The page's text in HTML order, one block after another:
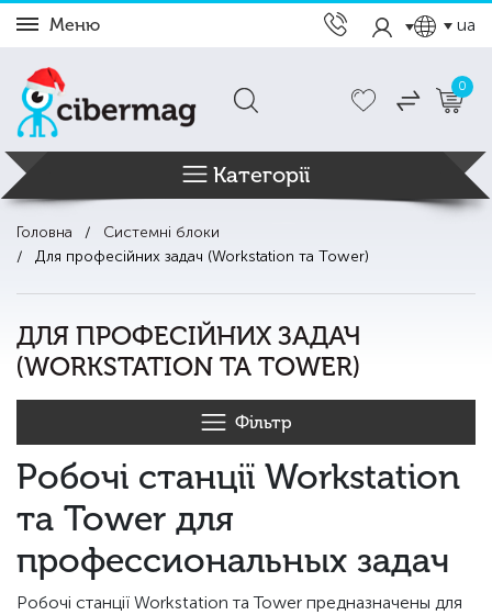
Меню ua
0
Категорії
Головна
Системні блоки
Для професійних задач (Workstation та Tower)
ДЛЯ ПРОФЕСІЙНИХ ЗАДАЧ
(WORKSTATION ТА TOWER)
Фільтр
Робочі станції Workstation
та Tower для
профессиональных задач
Робочі станції Workstation та Tower предназначены для